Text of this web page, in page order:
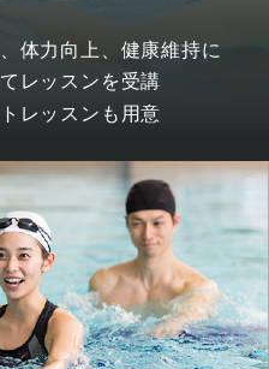
体力向上、健康維持に
レッスンを受講
レッスンも用意